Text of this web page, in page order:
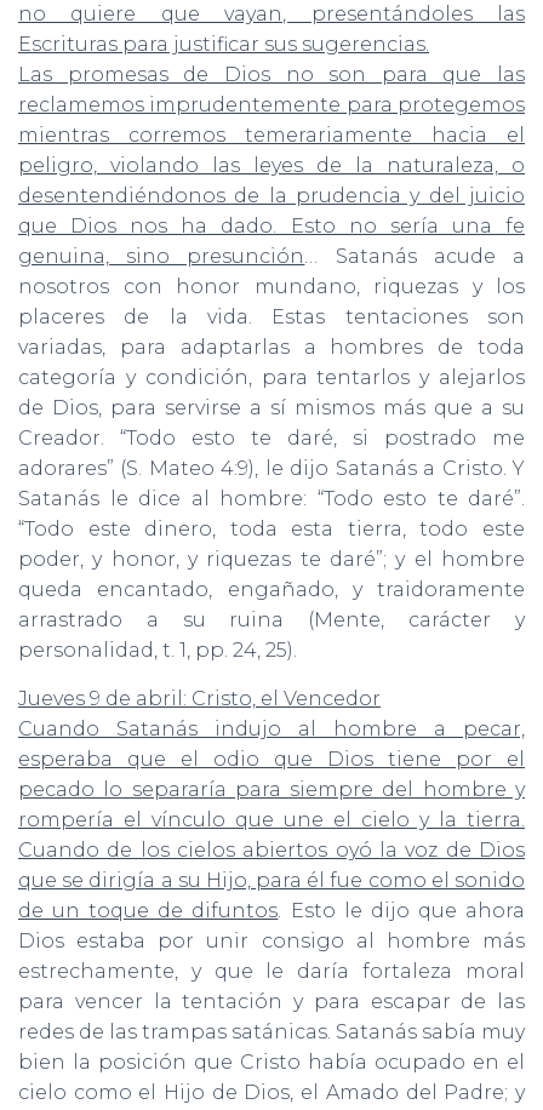
no quiere que vayan, presentándoles las
Escrituras para justificar sus sugerencias.
Las promesas de Dios no son para que las
reclamemos imprudentemente para protegemos
mientras corremos temerariamente hacia el
peligro, violando las leyes de la naturaleza, o
desentendiéndonos de la prudencia y del juicio
que Dios nos ha dado. Esto no sería una fe
genuina, sino presunción… Satanás acude a
nosotros con honor mundano, riquezas y los
placeres de la vida. Estas tentaciones son
variadas, para adaptarlas a hombres de toda
categoría y condición, para tentarlos y alejarlos
de Dios, para servirse a sí mismos más que a su
Creador. “Todo esto te daré, si postrado me
adorares” (S. Mateo 4:9), le dijo Satanás a Cristo. Y
Satanás le dice al hombre: “Todo esto te daré”.
“Todo este dinero, toda esta tierra, todo este
poder, y honor, y riquezas te daré”; y el hombre
queda encantado, engañado, y traidoramente
arrastrado a su ruina (Mente, carácter y
personalidad, t. 1, pp. 24, 25).
Jueves 9 de abril: Cristo, el Vencedor
Cuando Satanás indujo al hombre a pecar,
esperaba que el odio que Dios tiene por el
pecado lo separaría para siempre del hombre y
rompería el vínculo que une el cielo y la tierra.
Cuando de los cielos abiertos oyó la voz de Dios
que se dirigía a su Hijo, para él fue como el sonido
de un toque de difuntos. Esto le dijo que ahora
Dios estaba por unir consigo al hombre más
estrechamente, y que le daría fortaleza moral
para vencer la tentación y para escapar de las
redes de las trampas satánicas. Satanás sabía muy
bien la posición que Cristo había ocupado en el
cielo como el Hijo de Dios, el Amado del Padre; y